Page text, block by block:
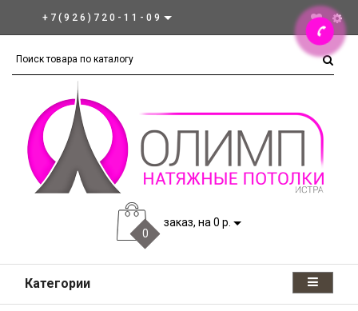
+7(926)720-11-09
0
заказ, на 0 р.
Категории